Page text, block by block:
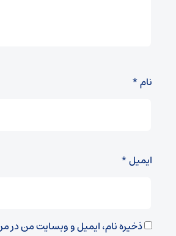
نام*
ایمیل*
ذخیره نام، ایمیل و وبسایت من در